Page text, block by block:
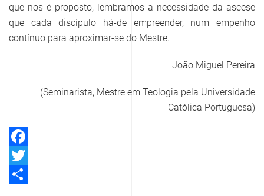
que nos é proposto, lembramos a necessidade da ascese
que cada discípulo há-de empreender, num empenho
contínuo para aproximar-se do Mestre.
João Miguel Pereira
(Seminarista, Mestre em Teologia pela Universidade
Católica Portuguesa)
Facebook
Twitter